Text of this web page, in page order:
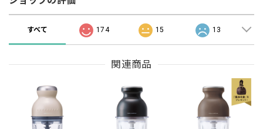
すべて 174 15 13
関連商品